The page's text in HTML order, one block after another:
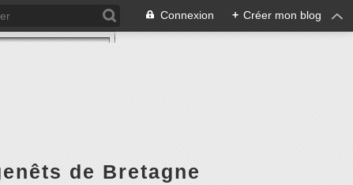
Connexion + Créer mon blog
de Bretagne